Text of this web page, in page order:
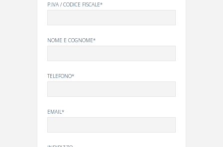
P.IVA / CODICE FISCALE*
NOME E COGNOME*
TELEFONO*
EMAIL*